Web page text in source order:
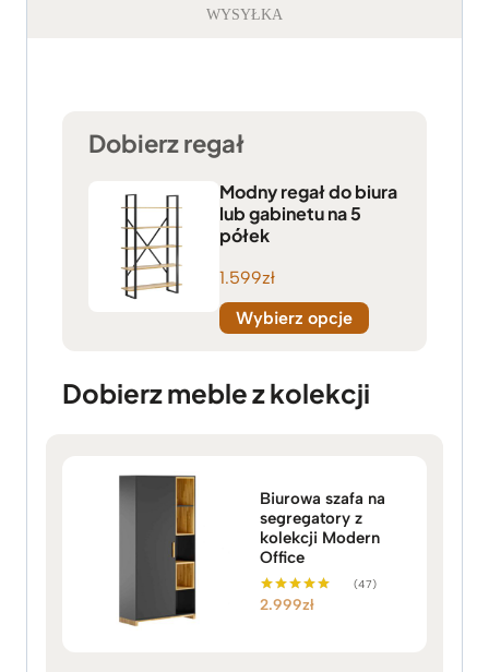
WYSYŁKA
Dobierz regał
Modny regał do biura
lub gabinetu na 5
półek
1.599zł
Wybierz opcje
Dobierz meble z kolekcji
Biurowa szafa na
segregatory z
kolekcji Modern
Office
Oceniono
(47)
2.999zł